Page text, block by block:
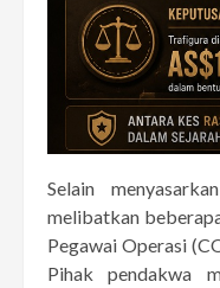
Selain
melibatkan
Pegawai Operasi
Pihak pendakwa